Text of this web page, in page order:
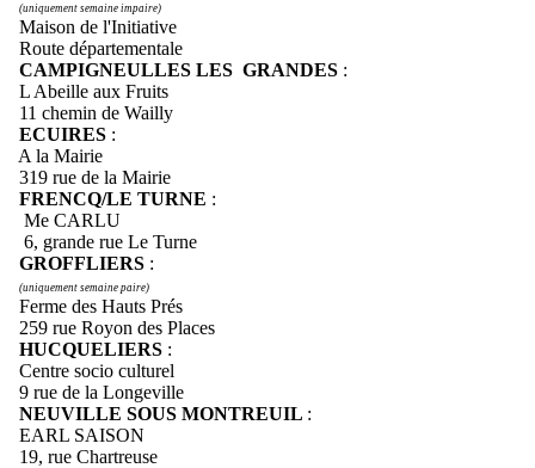
(uniquement semaine impaire)
Maison de l'Initiative
Route départementale
CAMPIGNEULLES LES GRANDES :
L Abeille aux Fruits
11 chemin de Wailly
ECUIRES :
A la Mairie
319 rue de la Mairie
FRENCQ/LE TURNE :
Me CARLU
6, grande rue Le Turne
GROFFLIERS :
(uniquement semaine paire)
Ferme des Hauts Prés
259 rue Royon des Places
HUCQUELIERS :
Centre socio culturel
9 rue de la Longeville
NEUVILLE SOUS MONTREUIL :
EARL SAISON
19, rue Chartreuse